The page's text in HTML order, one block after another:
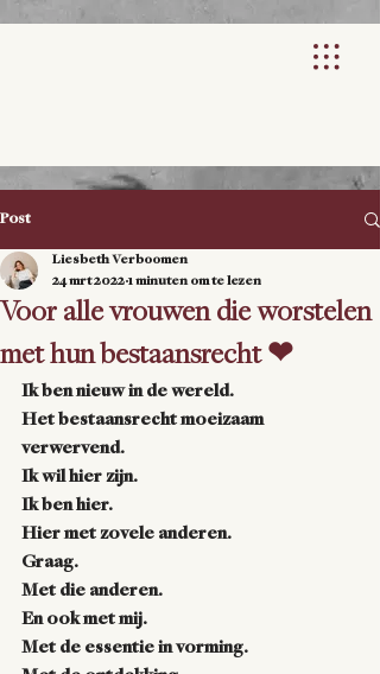
Post
Voor alle vrouwen die worstelen
met hun bestaansrecht ❤
Liesbeth Verboomen
24 mrt 2022 1 minuten om te lezen
Ik ben nieuw in de wereld.
Het bestaansrecht moeizaam
verwervend.
Ik wil hier zijn.
Ik ben hier.
Hier met zovele anderen.
Graag.
Met die anderen.
En ook met mij.
Met de essentie in vorming.